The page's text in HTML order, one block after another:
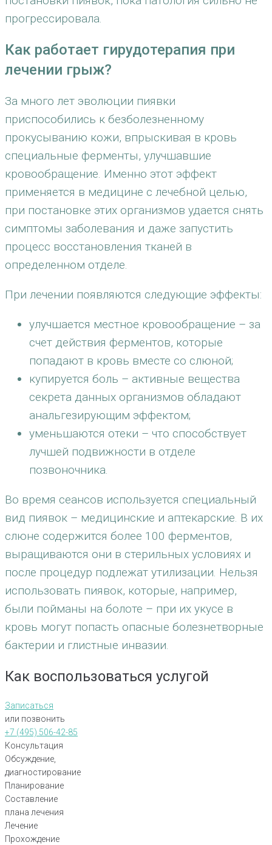
прогрессировала.
Как работает гирудотерапия при
лечении грыж?
За много лет эволюции пиявки
приспособились к безболезненному
прокусыванию кожи, впрыскивая в кровь
специальные ферменты, улучшавшие
кровообращение. Именно этот эффект
применяется в медицине с лечебной целью,
при постановке этих организмов удается снять
симптомы заболевания и даже запустить
процесс восстановления тканей в
определенном отделе.
При лечении появляются следующие эффекты:
улучшается местное кровообращение – за
счет действия ферментов, которые
попадают в кровь вместе со слюной;
купируется боль – активные вещества
секрета данных организмов обладают
анальгезирующим эффектом;
уменьшаются отеки – что способствует
лучшей подвижности в отделе
позвоночника.
Во время сеансов используется специальный
вид пиявок – медицинские и аптекарские. В их
слюне содержится более 100 ферментов,
выращиваются они в стерильных условиях и
после процедур подлежат утилизации. Нельзя
использовать пиявок, которые, например,
были пойманы на болоте – при их укусе в
кровь могут попасть опасные болезнетворные
бактерии и глистные инвазии.
Как воспользоваться услугой
Записаться
или позвонить
+7 (495) 506-42-85
Консультация
Обсуждение,
диагностирование
Планирование
Составление
плана лечения
Лечение
Прохождение